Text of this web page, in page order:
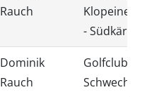
Rauch
Klopeinersee
- Südkärnten
Dominik
Rauch
Golfclub
Schwechat